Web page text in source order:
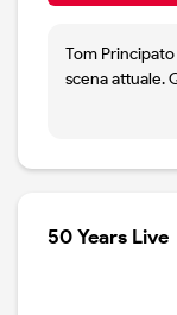
Tom
scena attuale.
appassionato
Will Come
50 Years Live